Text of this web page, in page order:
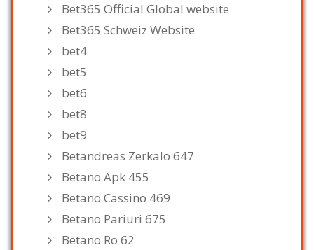
Bet365 Official Global website
Bet365 Schweiz Website
bet4
bet5
bet6
bet8
bet9
Betandreas Zerkalo 647
Betano Apk 455
Betano Cassino 469
Betano Pariuri 675
Betano Ro 62